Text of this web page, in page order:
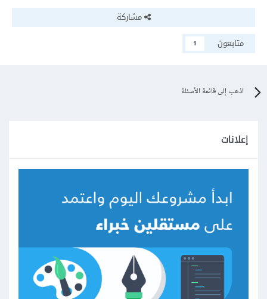
مشاركة
متابعون
1
اذهب إلى قائمة الأسئلة
إعلانات